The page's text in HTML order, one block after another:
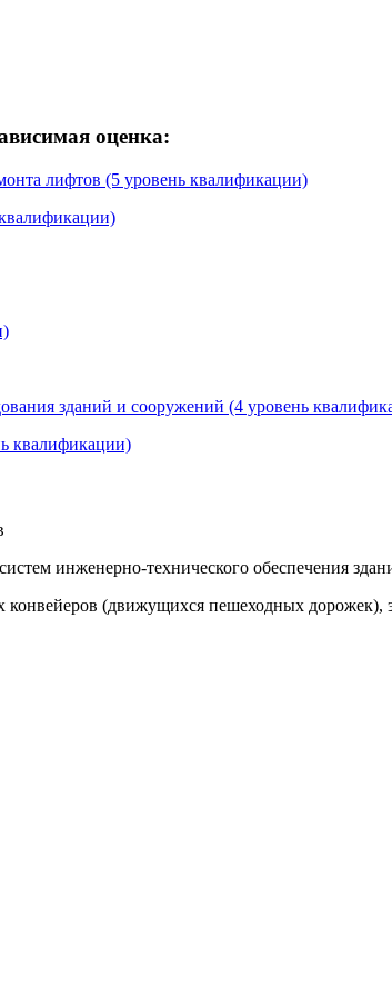
оценка:
лифтов (5 уровень квалификации)
зданий и сооружений (4 уровень
квалификации)
инженерно-технического обеспечения
(движущихся пешеходных дорожек),